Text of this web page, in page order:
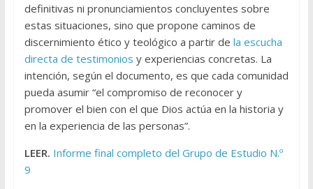
definitivas ni pronunciamientos concluyentes sobre
estas situaciones, sino que propone caminos de
discernimiento ético y teológico a partir de la escucha
directa de testimonios y experiencias concretas. La
intención, según el documento, es que cada comunidad
pueda asumir “el compromiso de reconocer y
promover el bien con el que Dios actúa en la historia y
en la experiencia de las personas”.
LEER. Informe final completo del Grupo de Estudio N.º
9